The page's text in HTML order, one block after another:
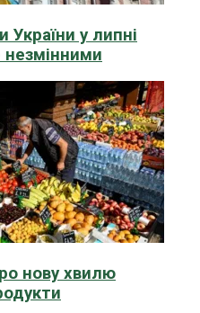
України у липні
нову хвилю